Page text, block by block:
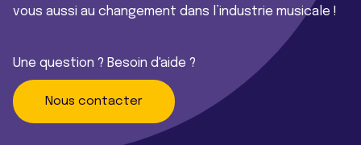
vous aussi au changement dans l’industrie musicale !
Une question ? Besoin d'aide ?
Nous contacter